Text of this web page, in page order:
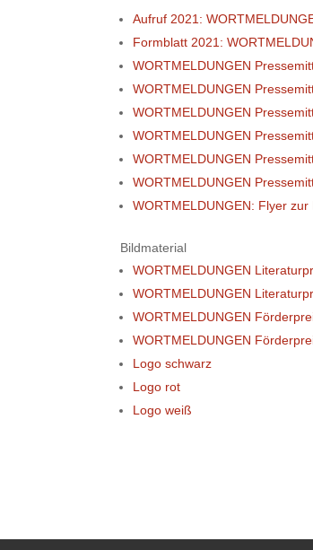
Aufruf 2021:
Formblatt 2021:
WORTMELDUNGEN
WORTMELDUNGEN
WORTMELDUNGEN
WORTMELDUNGEN
WORTMELDUNGEN
WORTMELDUNGEN
WORTMELDUNGEN: Flyer
Bildmaterial
WORTMELDUNGEN
WORTMELDUNGEN
WORTMELDUNGEN
WORTMELDUNGEN
Logo schwarz
Logo rot
Logo weiß